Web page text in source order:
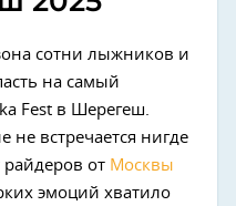
сотни лыжников и
на самый
Fest в Шерегеш.
не встречается нигде
от Москвы
эмоций хватило